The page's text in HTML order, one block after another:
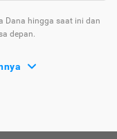
Dana hingga saat ini dan
depan.